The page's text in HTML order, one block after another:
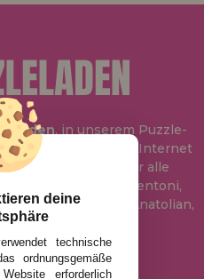
Laden, in unserem Puzzle-
besten Preis im Internet
Katalog führen wir alle
Ravensburger, Clementoni,
Trefl, Piatnik, Anatolian,
und viele mehr.
deine
technische
ordnungsgemäße
erforderlich